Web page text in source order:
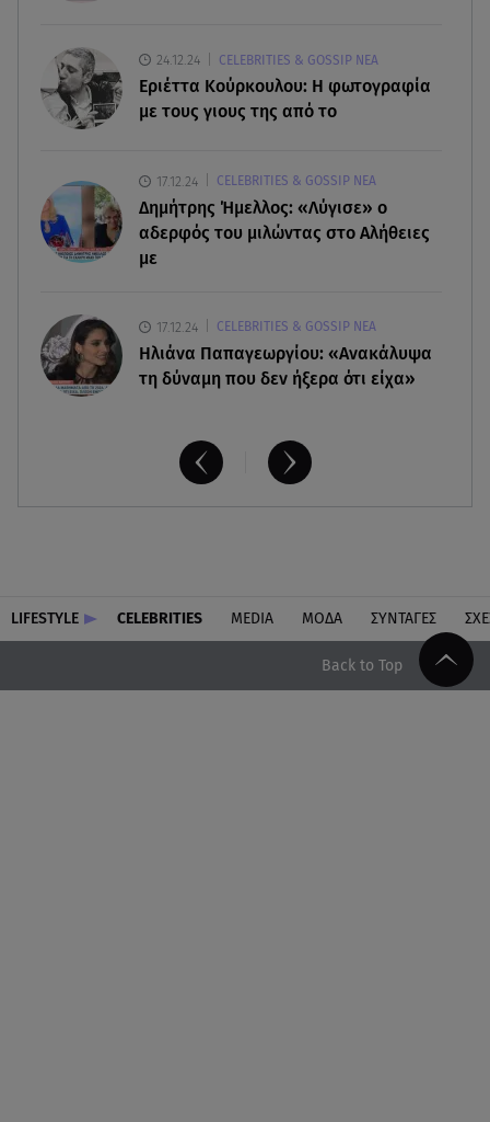
Έξοδος Αυγούστου: Στο 100% η πληρότητα για
Κυκλάδες
αποτελέσματα
24.12.24 CELEBRITIES & GOSSIP ΝΕΑ
Εριέττα Κούρκουλου: Η φωτογραφία
με τους γιους της από το
17.12.24 CELEBRITIES & GOSSIP ΝΕΑ
Δημήτρης Ήμελλος: «Λύγισε» ο
αδερφός του μιλώντας στο Αλήθειες
με
17.12.24 CELEBRITIES & GOSSIP ΝΕΑ
Ηλιάνα Παπαγεωργίου: «Ανακάλυψα
τη δύναμη που δεν ήξερα ότι είχα»
LIFESTYLE CELEBRITIES MEDIA ΜΟΔΑ ΣΥΝΤΑΓΕΣ
Back to Top